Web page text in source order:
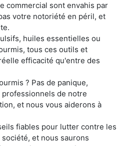
commercial sont envahis par
votre notoriété en péril, et
huiles essentielles ou
tous ces outils et
efficacité qu'entre des
? Pas de panique,
de notre
et nous vous aiderons à
fiables pour lutter contre les
et nous saurons